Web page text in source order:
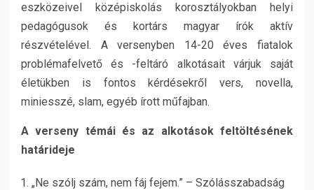
eszközeivel középiskolás korosztályokban helyi
pedagógusok és kortárs magyar írók aktív
részvételével. A versenyben 14-20 éves fiatalok
problémafelvető és -feltáró alkotásait várjuk saját
életükben is fontos kérdésekről vers, novella,
miniesszé, slam, egyéb írott műfajban.
A verseny témái és az alkotások feltöltésének
határideje
„Ne szólj szám, nem fáj fejem.” – Szólásszabadság